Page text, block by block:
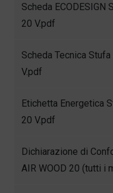
Scheda ECODESIGN
20 V.pdf
Scheda Tecnica Stufa
V.pdf
Etichetta Energetica
20 V.pdf
Dichiarazione di
AIR WOOD 20 (tutti i